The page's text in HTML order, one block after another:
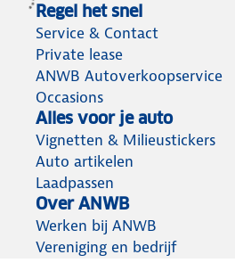
Regel het snel
Service & Contact
Private lease
ANWB Autoverkoopservice
Occasions
Alles voor je auto
Vignetten & Milieustickers
Auto artikelen
Laadpassen
Over ANWB
Werken bij ANWB
Vereniging en bedrijf